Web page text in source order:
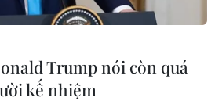
Trump nói còn quá
kế nhiệm